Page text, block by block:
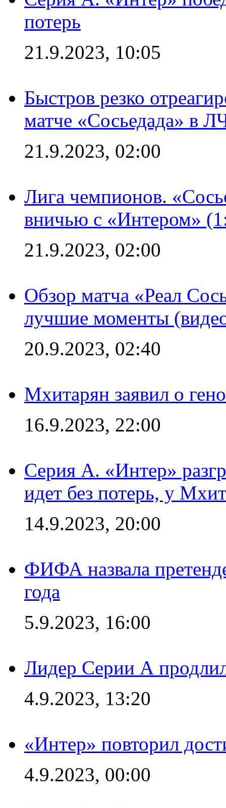
потерь
21.9.2023, 10:05
Быстров резко
матче «Сосьедада» в
21.9.2023, 02:00
Лига чемпионов.
вничью с «Интером»
21.9.2023, 02:00
Обзор матча «Реал
лучшие моменты
20.9.2023, 02:40
Мхитарян заявил о
16.9.2023, 22:00
Серия А. «Интер»
идет без потерь, у
14.9.2023, 20:00
ФИФА назвала
года
5.9.2023, 16:00
Лидер Серии А
4.9.2023, 13:20
«Интер» повторил
4.9.2023, 00:00